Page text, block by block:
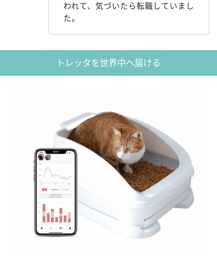
われて、気づいたら転職していまし
た。
トレッタを世界中へ届ける